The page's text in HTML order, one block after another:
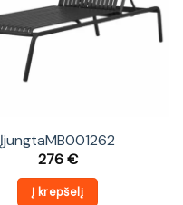
ĮjungtaMB001262
276€
Į krepšelį